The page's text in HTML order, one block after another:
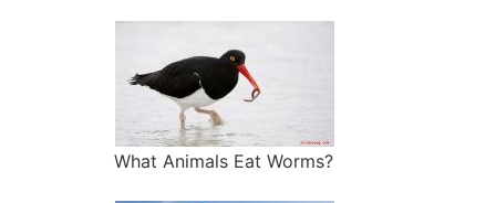
What Animals Eat Worms?